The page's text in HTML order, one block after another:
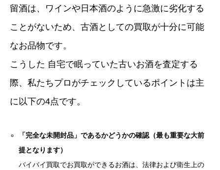
留酒は、ワインや日本酒のように急激に劣化する
ことがないため、古酒としての買取が十分に可能
なお品物です。
こうした 自宅で眠っていた古いお酒を査定する
際、私たちプロがチェックしているポイントは主
に以下の4点です。
「完全な未開封品」であるかどうかの確認（最も重要な大前
提となります）
バイバイ買取でお買取ができるお酒は、法律および衛生上の